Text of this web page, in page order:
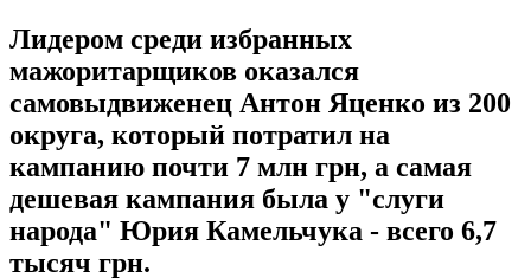
Лидером среди избранных
мажоритарщиков оказался
самовыдвиженец Антон Яценко из 200
округа, который потратил на
кампанию почти 7 млн грн, а самая
дешевая кампания была у "слуги
народа" Юрия Камельчука - всего 6,7
тысяч грн.